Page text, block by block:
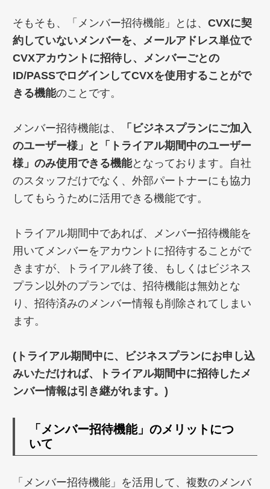
そもそも、「メンバー招待機能」とは、 CVXに契
約していないメンバーを、メールアドレス単位で
CVXアカウントに招待し、メンバーごとの
ID/PASSでログインしてCVXを使用することがで
きる機能のことです。
メンバー招待機能は、
「ビジネスプランにご加入
のユーザー様」と「トライアル期間中のユーザー
様」のみ使用できる機能となっております。自社
のスタッフだけでなく、外部パートナーにも協力
してもらうために活用できる機能です。
トライアル期間中であれば、メンバー招待機能を
用いてメンバーをアカウントに招待することがで
きますが、トライアル終了後、もしくはビジネス
プラン以外のプランでは、招待機能は無効とな
り、招待済みのメンバー情報も削除されてしまい
ます。
(トライアル期間中に、ビジネスプランにお申し込
みいただければ、トライアル期間中に招待したメ
ンバー情報は引き継がれます。)
「メンバー招待機能」のメリットにつ
いて
「メンバー招待機能」を活用して、複数のメンバ